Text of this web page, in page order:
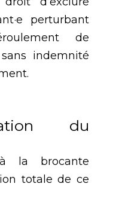
perturbant
de
sans indemnité
du
la brocante
totale de ce